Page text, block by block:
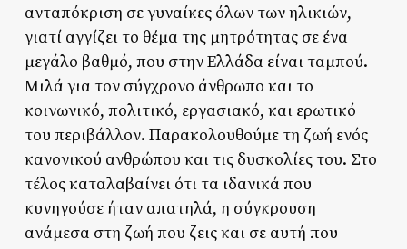
ανταπόκριση σε γυναίκες όλων των ηλικιών,
γιατί αγγίζει το θέμα της μητρότητας σε ένα
μεγάλο βαθμό, που στην Ελλάδα είναι ταμπού.
Μιλά για τον σύγχρονο άνθρωπο και το
κοινωνικό, πολιτικό, εργασιακό, και ερωτικό
του περιβάλλον. Παρακολουθούμε τη ζωή ενός
κανονικού ανθρώπου και τις δυσκολίες του. Στο
τέλος καταλαβαίνει ότι τα ιδανικά που
κυνηγούσε ήταν απατηλά, η σύγκρουση
ανάμεσα στη ζωή που ζεις και σε αυτή που